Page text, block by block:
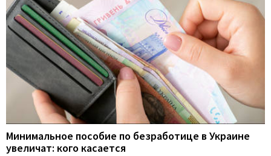
Минимальное пособие по безработице в Украине
увеличат: кого касается